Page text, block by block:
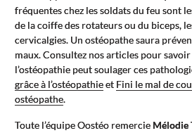
fréquentes chez les soldats du feu sont
de la coiffe des rotateurs ou du biceps,
cervicalgies. Un ostéopathe saura
maux. Consultez nos articles pour
l’ostéopathie peut soulager ces
grâce à l’ostéopathieet Fini le mal de
ostéopathe.
Toute l’équipe Oostéo remercie Mélodie